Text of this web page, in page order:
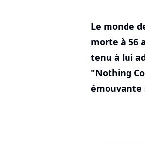
Le monde
morte à 56
tenu à lui
"Nothing
émouvante